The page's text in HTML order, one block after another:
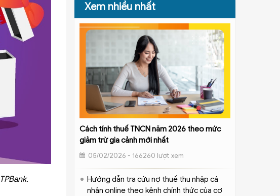
Xem nhiều nhất
Cách tính thuế TNCN năm 2026 theo mức
giảm trừ gia cảnh mới nhất
05/02/2026 - 166260 lượt xem
Hướng dẫn tra cứu nợ thuế thu nhập cá
nhân online theo kênh chính thức của cơ